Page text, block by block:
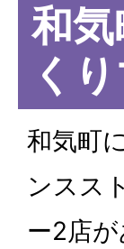
和
く
和気町
ンスス
ー2店